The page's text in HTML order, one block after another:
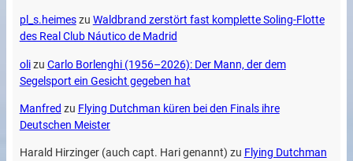
pl_s.heimeszu Waldbrand zerstört fast komplette Soling-Flotte
des Real Club Náutico de Madrid
olizu Carlo Borlenghi (1956–2026): Der Mann, der dem
Segelsport ein Gesicht gegeben hat
Manfred zu Flying Dutchman küren bei den Finals ihre
Deutschen Meister
Harald Hirzinger (auch capt. Hari genannt) zu Flying Dutchman